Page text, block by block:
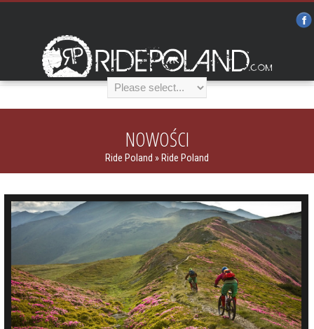
NOWOŚCI
Ride Poland » Ride Poland